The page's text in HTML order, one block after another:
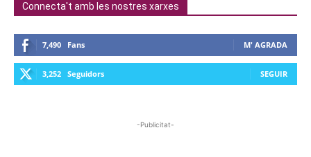
Connecta't amb les nostres xarxes
7,490 Fans M' AGRADA
3,252 Seguidors SEGUIR
-Publicitat-